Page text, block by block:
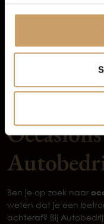
Ben je op zoek naar
weten dat je een
achteraf? Bij